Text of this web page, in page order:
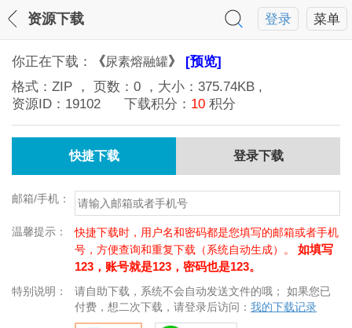
菜单
登录
资源下载
你正在下载： 《尿素熔融罐》 [预览]
格式： ZIP ， 页数： 0 ，大小： 375.74KB ,
资源ID： 19102 下载积分： 10 积分
快捷下载 登录下载
邮箱/手机：
温馨提示：
快捷下载时，用户名和密码都是您填写的邮箱或者手机
号，方便查询和重复下载（系统自动生成）。 如填写
123，账号就是123，密码也是123。
特别说明：
请自助下载，系统不会自动发送文件的哦； 如果您已
付费，想二次下载，请登录后访问： 我的下载记录